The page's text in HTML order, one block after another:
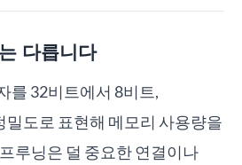
다릅니다
를 32비트에서 8비트,
밀도로 표현해 메모리 사용량을
루닝은 덜 중요한 연결이나